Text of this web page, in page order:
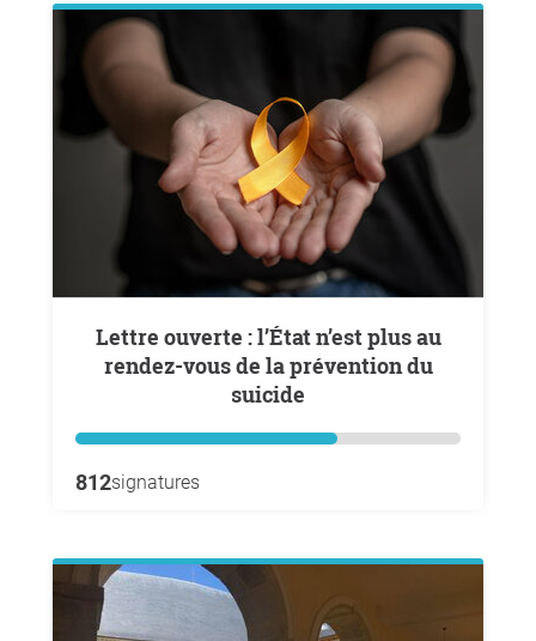
Lettre ouverte : l’État n’est plus au
rendez-vous de la prévention du
suicide
812signatures